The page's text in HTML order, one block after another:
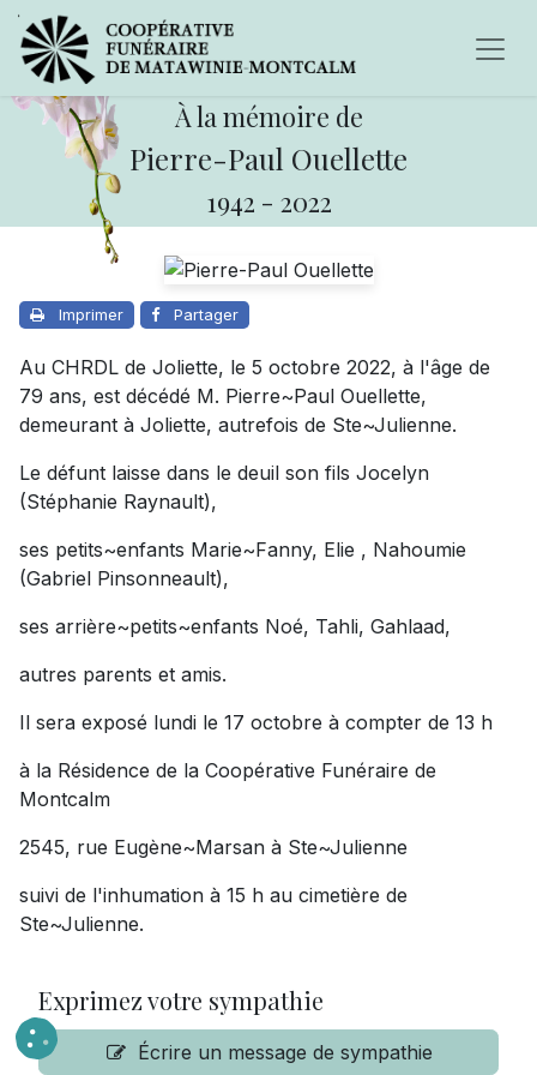
À la mémoire de
Pierre-Paul Ouellette
1942 - 2022
Imprimer Partager
Au CHRDL de Joliette, le 5 octobre 2022, à l'âge de
79 ans, est décédé M. Pierre~Paul Ouellette,
demeurant à Joliette, autrefois de Ste~Julienne.
Le défunt laisse dans le deuil son fils Jocelyn
(Stéphanie Raynault),
ses petits~enfants Marie~Fanny, Elie , Nahoumie
(Gabriel Pinsonneault),
ses arrière~petits~enfants Noé, Tahli, Gahlaad,
autres parents et amis.
Il sera exposé lundi le 17 octobre à compter de 13 h
à la Résidence de la Coopérative Funéraire de
Montcalm
2545, rue Eugène~Marsan à Ste~Julienne
suivi de l'inhumation à 15 h au cimetière de
Ste~Julienne.
Exprimez votre sympathie
Écrire un message de sympathie